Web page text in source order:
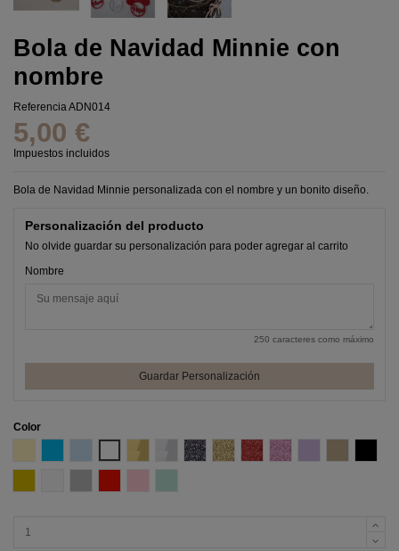
Bola de Navidad Minnie con
nombre
ReferenciaADN014
5,00 €
Impuestos incluidos
Bola de Navidad Minnie personalizada con el nombre y un bonito diseño.
Personalización del producto
No olvide guardar su personalización para poder agregar al carrito
Nombre
250 caracteres como máximo
Guardar Personalización
Color
Efecto espejo Oro
Efecto espejo Plata
Glitter negro
Glitter OroGlitter RojoGlitter Rosa